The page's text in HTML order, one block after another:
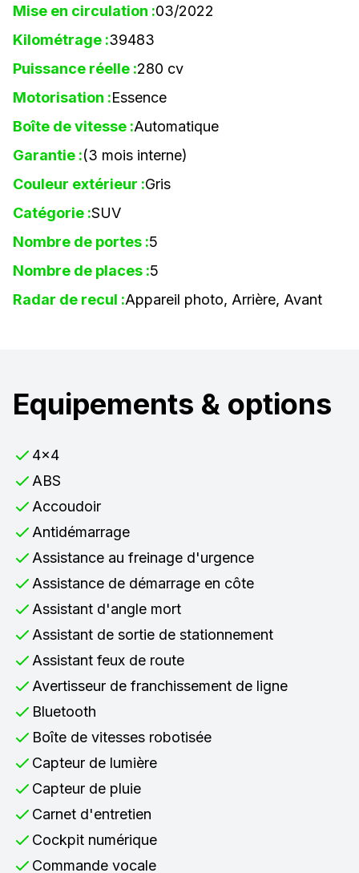
Mise en circulation :03/2022
Kilométrage :39483
Puissance réelle :280 cv
Motorisation :Essence
Boîte de vitesse :Automatique
Garantie :(3 mois interne)
Couleur extérieur :Gris
Catégorie :SUV
Nombre de portes :5
Nombre de places :5
Radar de recul :Appareil photo, Arrière, Avant
Equipements & options
4x4
ABS
Accoudoir
Antidémarrage
Assistance au freinage d'urgence
Assistance de démarrage en côte
Assistant d'angle mort
Assistant de sortie de stationnement
Assistant feux de route
Avertisseur de franchissement de ligne
Bluetooth
Boîte de vitesses robotisée
Capteur de lumière
Capteur de pluie
Carnet d'entretien
Cockpit numérique
Commande vocale